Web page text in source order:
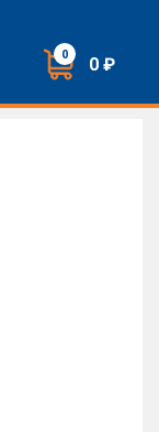
0 0 ₽